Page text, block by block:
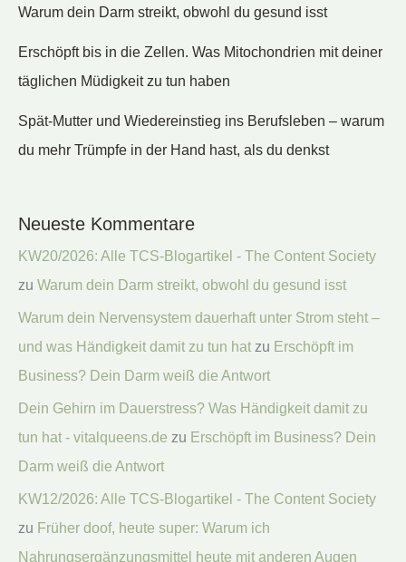
Warum dein Darm streikt, obwohl du gesund isst
Erschöpft bis in die Zellen. Was Mitochondrien mit deiner
täglichen Müdigkeit zu tun haben
Spät-Mutter und Wiedereinstieg ins Berufsleben – warum
du mehr Trümpfe in der Hand hast, als du denkst
Neueste Kommentare
KW20/2026: Alle TCS-Blogartikel - The Content Society
zu Warum dein Darm streikt, obwohl du gesund isst
Warum dein Nervensystem dauerhaft unter Strom steht –
und was Händigkeit damit zu tun hat zu Erschöpft im
Business? Dein Darm weiß die Antwort
Dein Gehirn im Dauerstress? Was Händigkeit damit zu
tun hat - vitalqueens.de zu Erschöpft im Business? Dein
Darm weiß die Antwort
KW12/2026: Alle TCS-Blogartikel - The Content Society
zu Früher doof, heute super: Warum ich
Nahrungsergänzungsmittel heute mit anderen Augen